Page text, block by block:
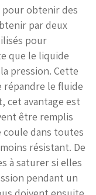
pour obtenir des
par deux
pour
que le liquide
pression. Cette
le fluide
cet avantage est
être remplis
dans toutes
résistant. De
à saturer si elles
pendant un